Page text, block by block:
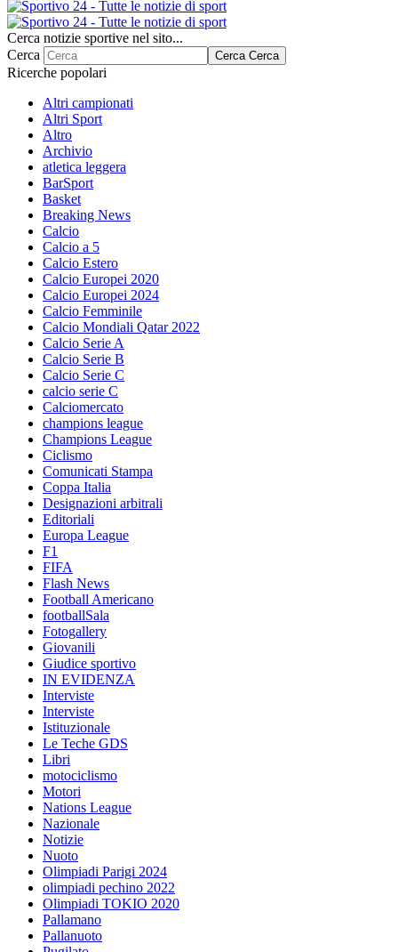
Cerca notizie sportive nel sito...
Cerca
Cerca Cerca
Ricerche popolari
Altri campionati
Altri Sport
Altro
Archivio
atletica leggera
BarSport
Basket
Breaking News
Calcio
Calcio a 5
Calcio Estero
Calcio Europei 2020
Calcio Europei 2024
Calcio Femminile
Calcio Mondiali Qatar 2022
Calcio Serie A
Calcio Serie B
Calcio Serie C
calcio serie C
Calciomercato
champions league
Champions League
Ciclismo
Comunicati Stampa
Coppa Italia
Designazioni arbitrali
Editoriali
Europa League
F1
FIFA
Flash News
Football Americano
footballSala
Fotogallery
Giovanili
Giudice sportivo
IN EVIDENZA
Interviste
Interviste
Istituzionale
Le Teche GDS
Libri
motociclismo
Motori
Nations League
Nazionale
Notizie
Nuoto
Olimpiadi Parigi 2024
olimpiadi pechino 2022
Olimpiadi TOKIO 2020
Pallamano
Pallanuoto